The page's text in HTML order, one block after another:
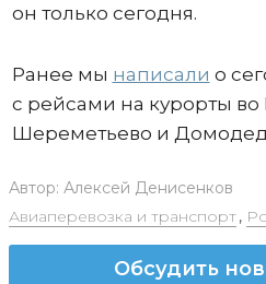
он только сегодня.
Ранее мы написали о
с рейсами на курорты во
Шереметьево и
Автор: Алексей Денисенков
Авиаперевозка и транспорт,
Обсудить